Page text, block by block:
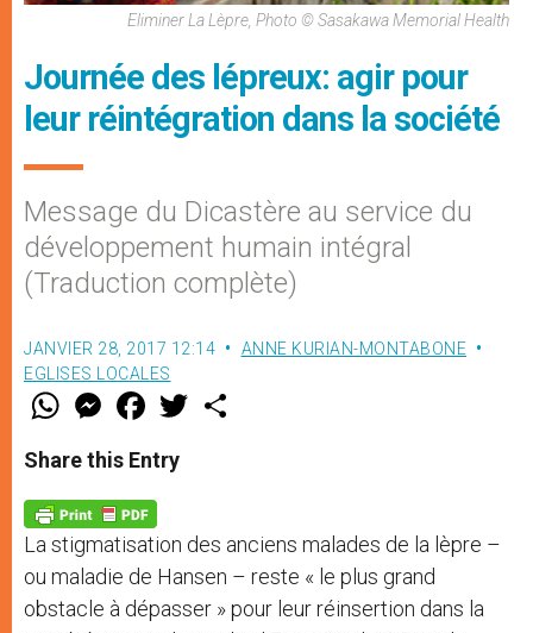
Eliminer La Lèpre, Photo © Sasakawa Memorial Health
Journée des lépreux: agir pour
leur réintégration dans la société
Message du Dicastère au service du
développement humain intégral
(Traduction complète)
JANVIER 28, 2017 12:14
ANNE KURIAN-MONTABONE
EGLISES LOCALES
W
t
s
p
p
M
e
s
e
g
e
r
F
a
e
b
o
k
w
Share this Entry
La stigmatisation des anciens malades de la lèpre –
ou maladie de Hansen – reste « le plus grand
obstacle à dépasser » pour leur réinsertion dans la